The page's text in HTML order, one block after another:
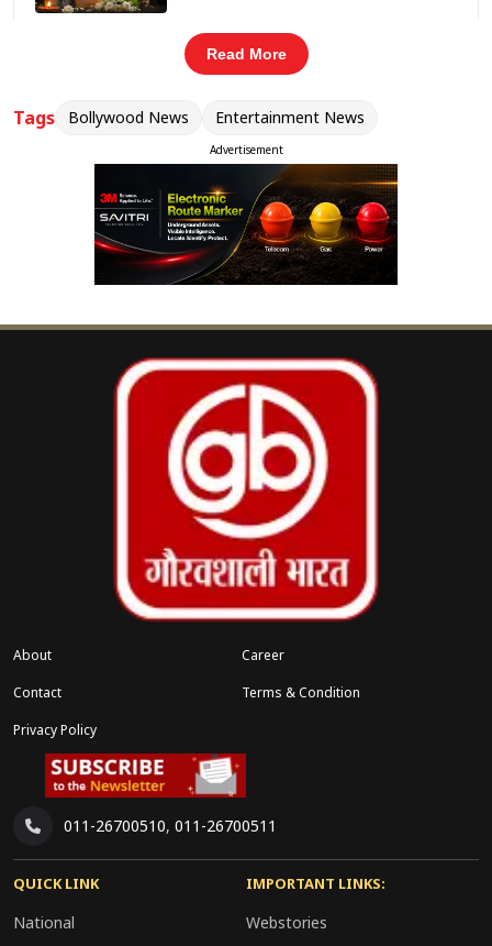
व्यवस्था दिखाई गई, वह बेहद हैरान करने वाली थी। स्टूडियो
ने गलियारे में एक अस्थायी ‘थंडर बॉक्स’ रख दिया था, जिसे
ही वॉशरूम के रूप में इस्तेमाल किया जा रहा था।
वहीदा रहमानने बताया कि उस दौर में शूटिंग की
परिस्थितियां बेहद चुनौतीपूर्ण थीं। वॉशरूम की
सुविधा न होने के कारण कलाकारों को पानी पीने तक
से परहेज करना पड़ता था।
फिल्म ‘मुगल-ए-आजम’ मेंपृथ्वीराज कपूर
ने सलीम औरमधुबालाने अनारकली का किरदार
निभाया था। यह फिल्म भारतीय सिनेमा की सबसे प्रतिष्ठित
फिल्मों में से एक मानी जाती है।
Read More
Tags Bollywood News Entertainment News
Advertisement
About
Career
Contact
Terms & Condition
Privacy Policy
011-26700510, 011-26700511
QUICK LINK
National
IMPORTANT LINKS:
Webstories